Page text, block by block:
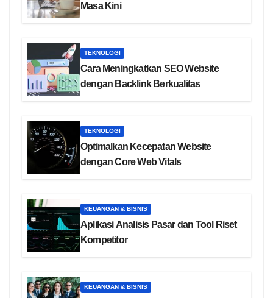
Masa Kini
TEKNOLOGI
Cara Meningkatkan SEO Website
dengan Backlink Berkualitas
TEKNOLOGI
Optimalkan Kecepatan Website
dengan Core Web Vitals
KEUANGAN & BISNIS
Aplikasi Analisis Pasar dan Tool Riset
Kompetitor
KEUANGAN & BISNIS